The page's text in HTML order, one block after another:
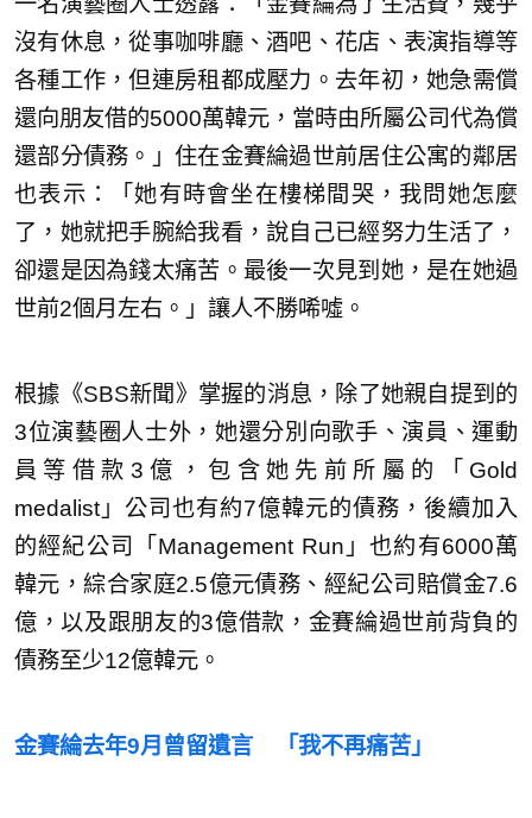
沒有休息，從事咖啡廳、酒吧、花店、表演指導等
各種工作，但連房租都成壓力。去年初，她急需償
還向朋友借的5000萬韓元，當時由所屬公司代為償
還部分債務。」住在金賽綸過世前居住公寓的鄰居
也表示：「她有時會坐在樓梯間哭，我問她怎麼
了，她就把手腕給我看，說自己已經努力生活了，
卻還是因為錢太痛苦。最後一次見到她，是在她過
世前2個月左右。」讓人不勝唏噓。
根據《SBS新聞》掌握的消息，除了她親自提到的
3位演藝圈人士外，她還分別向歌手、演員、運動
員等借款3億，包含她先前所屬的「Gold
medalist」公司也有約7億韓元的債務，後續加入
的經紀公司「Management Run」也約有6000萬
韓元，綜合家庭2.5億元債務、經紀公司賠償金7.6
億，以及跟朋友的3億借款，金賽綸過世前背負的
債務至少12億韓元。
金賽綸去年9月曾留遺言 「我不再痛苦」